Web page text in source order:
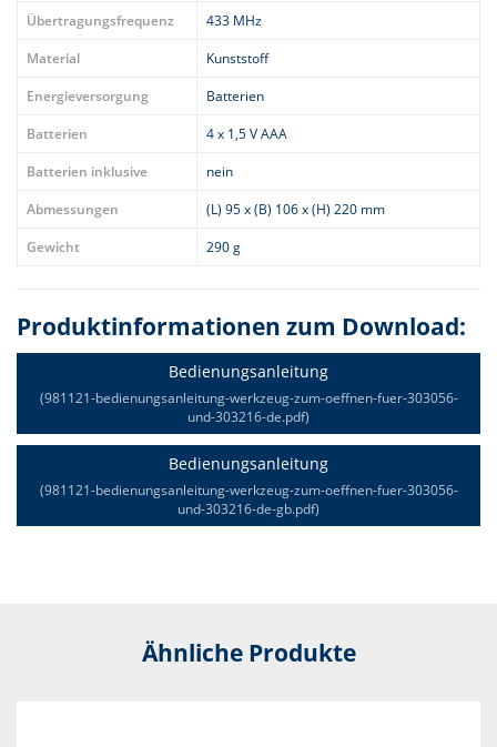
Übertragungsfrequenz
433 MHz
Material
Kunststoff
Energieversorgung
Batterien
Batterien
4 x 1,5 V AAA
Batterien inklusive
nein
Abmessungen
(L) 95 x (B) 106 x (H) 220 mm
Gewicht
290 g
Produktinformationen zum Download:
Bedienungsanleitung
(981121-bedienungsanleitung-werkzeug-zum-oeffnen-fuer-303056-
und-303216-de.pdf)
Bedienungsanleitung
(981121-bedienungsanleitung-werkzeug-zum-oeffnen-fuer-303056-
und-303216-de-gb.pdf)
Ähnliche Produkte